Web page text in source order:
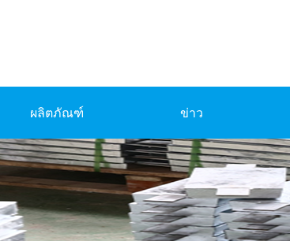
ผลิตภัณฑ์ ข่าว